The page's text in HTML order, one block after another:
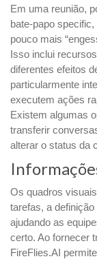
Em uma reunião,
bate-papo
pouco mais
Isso inclui
diferentes efeitos
particularmente
executem ações
Existem algumas
transferir
alterar o status da
Os quadros
tarefas, a
ajudando as
certo. Ao fornecer
FireFlies.AI